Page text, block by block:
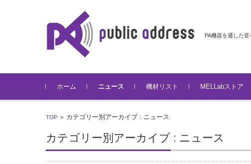
PA機器を通した
コンテンツに移動
ホーム
ニュース 機材リスト MELLabストア
TOP > カテゴリー別アーカイブ : ニュース
カテゴリー別アーカイブ : ニュース